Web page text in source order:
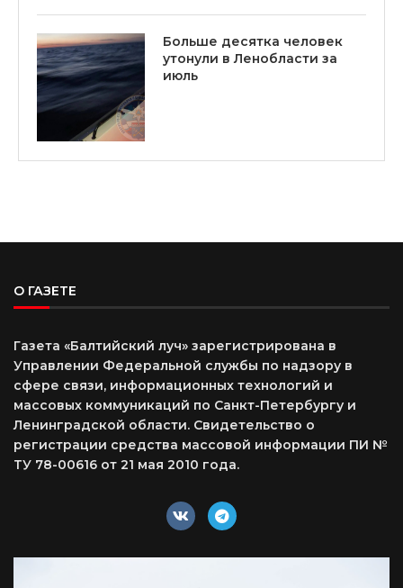
Больше десятка человек
утонули в Ленобласти за
июль
О ГАЗЕТЕ
Газета «Балтийский луч» зарегистрирована в
Управлении Федеральной службы по надзору в
сфере связи, информационных технологий и
массовых коммуникаций по Санкт-Петербургу и
Ленинградской области. Свидетельство о
регистрации средства массовой информации ПИ №
ТУ 78-00616 от 21 мая 2010 года.